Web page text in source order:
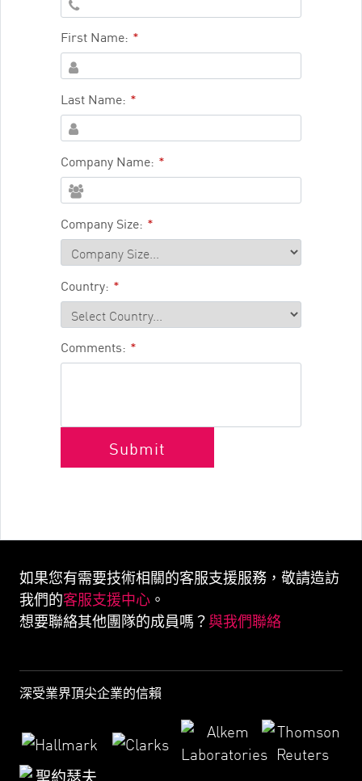
*
First Name:
*
Last Name:
*
Company Name:
*
Company Size:
*
Country:
*
Comments:
Submit
如果您有需要技術相關的客服支援服務，敬請造訪
我們的客服支援中心 。
想要聯絡其他團隊的成員嗎？與我們聯絡
深受業界頂尖企業的信賴